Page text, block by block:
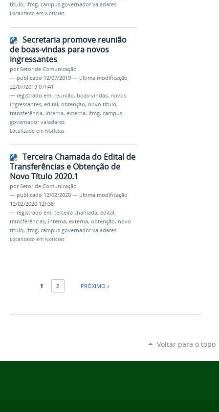
título, ifmg, campus governador valadares
Localizado em Notícias
Secretaria promove reunião
de boas-vindas para novos
ingressantes
porSetor de Comunicação
— publicado 12/07/2019 — última modificação
22/07/2019 07h41
— registrado em: reunião, boas-vindas, novos
ingressantes, edital, obtenção, novo título,
transferência, interna, externa, ifmg, campus
governador valadares
Localizado em Notícias
Terceira Chamada do Edital de
Transferências e Obtenção de
Novo Título 2020.1
porSetor de Comunicação
— publicado 12/02/2020 — última modificação
12/02/2020 12h38
— registrado em: terceira chamada, edital,
transferências, interna, externa, obtenção, novo
título, ifmg, campus governador valadares
Localizado em Notícias
1 2 PRÓXIMO »
Voltar para o topo